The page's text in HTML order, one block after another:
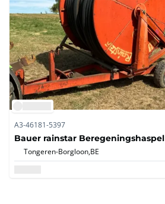
A3-46181-5397
Bauer rainstar Beregeningshaspel
Tongeren-Borgloon,BE